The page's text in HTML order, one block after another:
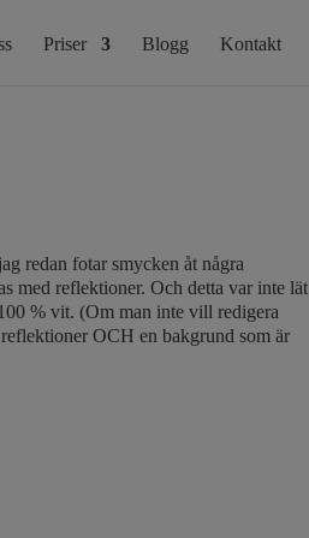
Priser Blogg Kontakt
redan fotar smycken åt några
med reflektioner. Och detta var inte lät
% vit. (Om man inte vill redigera
OCH en bakgrund som är